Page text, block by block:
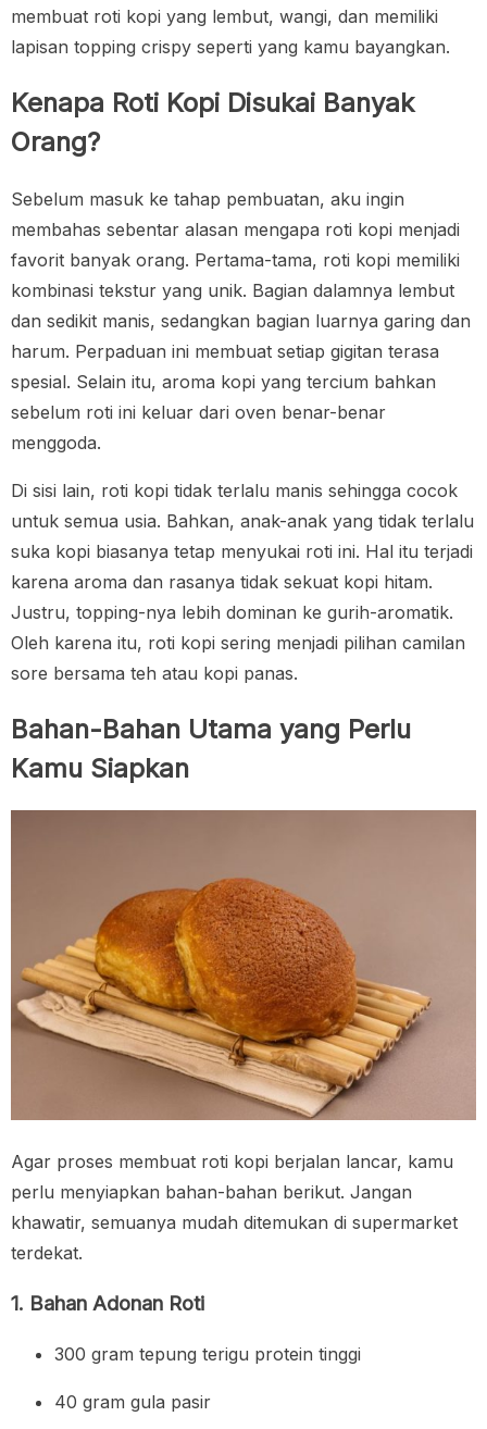
membuat roti kopi yang lembut, wangi, dan memiliki
lapisan topping crispy seperti yang kamu bayangkan.
Kenapa Roti Kopi Disukai Banyak
Orang?
Sebelum masuk ke tahap pembuatan, aku ingin
membahas sebentar alasan mengapa roti kopi menjadi
favorit banyak orang. Pertama-tama, roti kopi memiliki
kombinasi tekstur yang unik. Bagian dalamnya lembut
dan sedikit manis, sedangkan bagian luarnya garing dan
harum. Perpaduan ini membuat setiap gigitan terasa
spesial. Selain itu, aroma kopi yang tercium bahkan
sebelum roti ini keluar dari oven benar-benar
menggoda.
Di sisi lain, roti kopi tidak terlalu manis sehingga cocok
untuk semua usia. Bahkan, anak-anak yang tidak terlalu
suka kopi biasanya tetap menyukai roti ini. Hal itu terjadi
karena aroma dan rasanya tidak sekuat kopi hitam.
Justru, topping-nya lebih dominan ke gurih-aromatik.
Oleh karena itu, roti kopi sering menjadi pilihan camilan
sore bersama teh atau kopi panas.
Bahan-Bahan Utama yang Perlu
Kamu Siapkan
Agar proses membuat roti kopi berjalan lancar, kamu
perlu menyiapkan bahan-bahan berikut. Jangan
khawatir, semuanya mudah ditemukan di supermarket
terdekat.
1. Bahan Adonan Roti
300 gram tepung terigu protein tinggi
40 gram gula pasir